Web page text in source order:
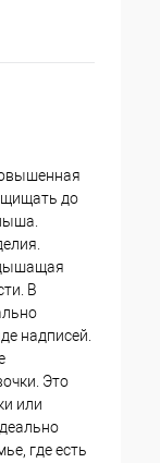
до
дышащая
В
надписей.
Это
или
где есть